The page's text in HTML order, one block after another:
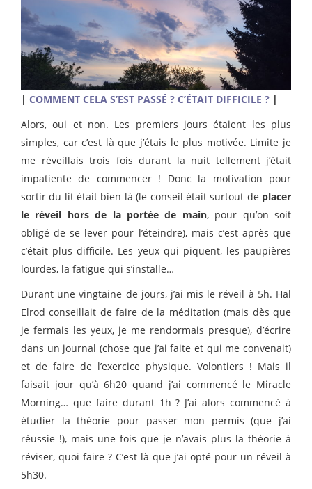
| COMMENT CELA S’EST PASSÉ ? C’ÉTAIT DIFFICILE ? |
Alors, oui et non. Les premiers jours étaient les plus
simples, car c’est là que j’étais le plus motivée. Limite je
me réveillais trois fois durant la nuit tellement j’était
impatiente de commencer ! Donc la motivation pour
sortir du lit était bien là (le conseil était surtout de placer
le réveil hors de la portée de main, pour qu’on soit
obligé de se lever pour l’éteindre), mais c’est après que
c’était plus difficile. Les yeux qui piquent, les paupières
lourdes, la fatigue qui s’installe…
Durant une vingtaine de jours, j’ai mis le réveil à 5h. Hal
Elrod conseillait de faire de la méditation (mais dès que
je fermais les yeux, je me rendormais presque), d’écrire
dans un journal (chose que j’ai faite et qui me convenait)
et de faire de l’exercice physique. Volontiers ! Mais il
faisait jour qu’à 6h20 quand j’ai commencé le Miracle
Morning… que faire durant 1h ? J’ai alors commencé à
étudier la théorie pour passer mon permis (que j’ai
réussie !), mais une fois que je n’avais plus la théorie à
réviser, quoi faire ? C’est là que j’ai opté pour un réveil à
5h30.